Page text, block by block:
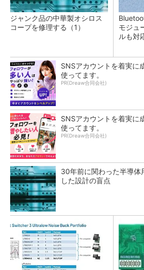
ジャンク品の中華製オシロス
コープを修理する（1）
モジュ
ルも対
SNSアカウントを着実に
使ってます。
PR(Dreaw合同会社)
SNSアカウントを着実に
使ってます。
PR(Dreaw合同会社)
30年前に関わった半導体
した設計の盲点